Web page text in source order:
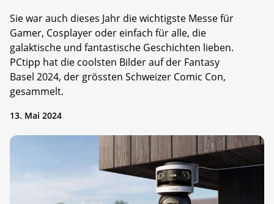
Sie war auch dieses Jahr die wichtigste Messe für
Gamer, Cosplayer oder einfach für alle, die
galaktische und fantastische Geschichten lieben.
PCtipp hat die coolsten Bilder auf der Fantasy
Basel 2024, der grössten Schweizer Comic Con,
gesammelt.
13. Mai 2024